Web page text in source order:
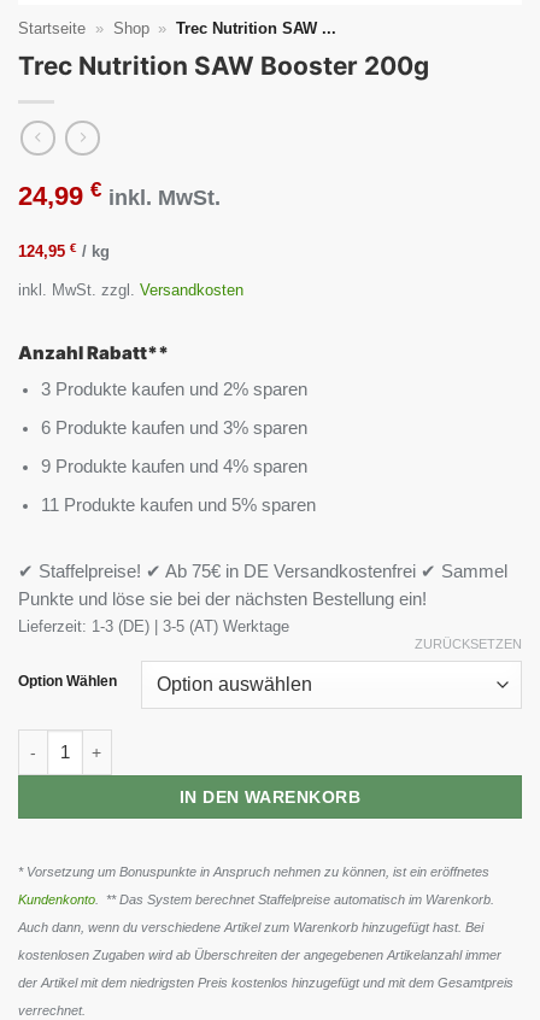
Startseite » Shop » Trec Nutrition SAW ...
Trec Nutrition SAW Booster 200g
24,99 € inkl. MwSt.
124,95 € / kg
inkl. MwSt. zzgl. Versandkosten
Anzahl Rabatt**
3 Produkte kaufen und 2% sparen
6 Produkte kaufen und 3% sparen
9 Produkte kaufen und 4% sparen
11 Produkte kaufen und 5% sparen
✔ Staffelpreise! ✔ Ab 75€ in DE Versandkostenfrei ✔ Sammel
Punkte und löse sie bei der nächsten Bestellung ein!
Lieferzeit: 1-3 (DE) | 3-5 (AT) Werktage
Option Wählen
ZURÜCKSETZEN
Trec Nutrition SAW Booster 200g Menge
IN DEN WARENKORB
* Vorsetzung um Bonuspunkte in Anspruch nehmen zu können, ist ein eröffnetes
Kundenkonto . ** Das System berechnet Staffelpreise automatisch im Warenkorb.
Auch dann, wenn du verschiedene Artikel zum Warenkorb hinzugefügt hast. Bei
kostenlosen Zugaben wird ab Überschreiten der angegebenen Artikelanzahl immer
der Artikel mit dem niedrigsten Preis kostenlos hinzugefügt und mit dem Gesamtpreis
verrechnet.